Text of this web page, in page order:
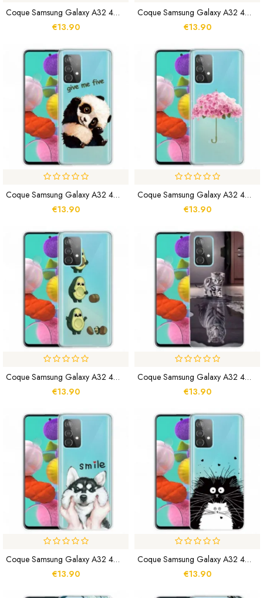
Coque Samsung Galaxy A32 4G Renard / Crazy Like A Fox
€13.90
Coque Samsung Galaxy A32 4G Mon Petit Chien
€13.90
Coque Samsung Galaxy A32 4G Panda Give Me Five
€13.90
Coque Samsung Galaxy A32 4G Parapluie En Roses
€13.90
Coque Samsung Galaxy A32 4G La Vie D'un Avocat
€13.90
Coque Samsung Galaxy A32 4G Ernest Le Tigre
€13.90
Coque Samsung Galaxy A32 4G Smile Dog
€13.90
Coque Samsung Galaxy A32 4G Regarde Les Chats
€13.90